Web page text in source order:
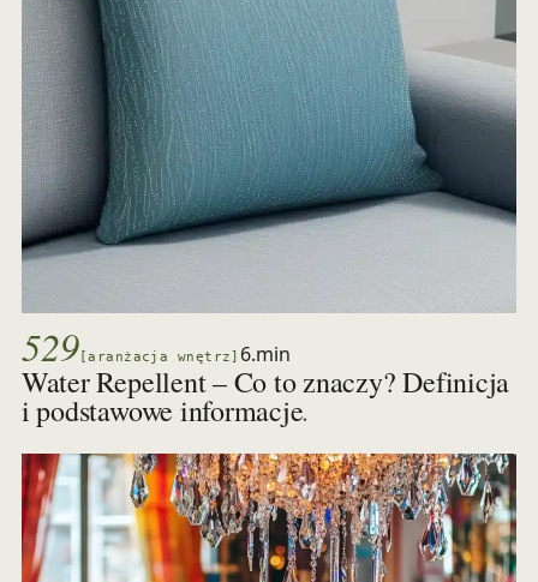
529 [aranżacja wnętrz] 6.min
Water Repellent – Co to znaczy? Definicja
i podstawowe informacje.